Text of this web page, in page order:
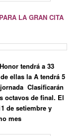
LA GRAN CITA
tendrá a 33
ellas la A tendrá 5
Clasificarán
octavos de final. El
de setiembre y
mes